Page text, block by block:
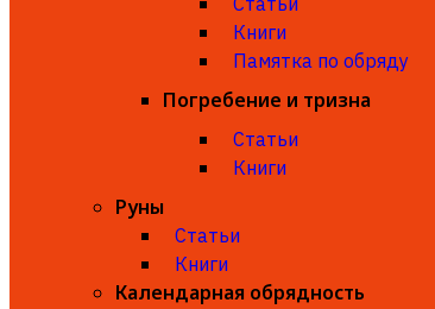
Книги
Памятка по обряду
Погребение и тризна
Статьи
Книги
Руны
Статьи
Книги
Календарная обрядность